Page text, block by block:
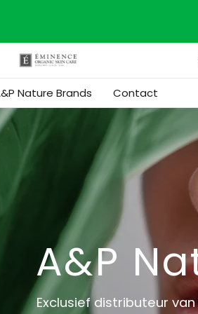
Nature Brands Contact
A&P
Exclusief distributeur